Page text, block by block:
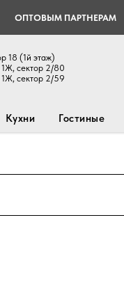
ОПТОВЫМ ПАРТНЕРАМ
18 (1й этаж)
1Ж, сектор 2/80
1Ж, сектор 2/59
Кухни Гостиные